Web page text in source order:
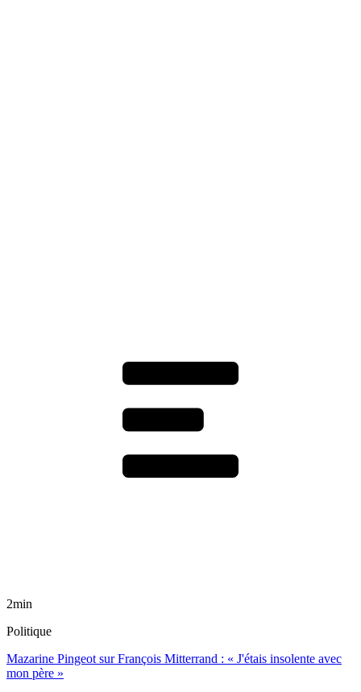
2min
Politique
Mazarine Pingeot sur François Mitterrand : « J'étais insolente avec
mon père »